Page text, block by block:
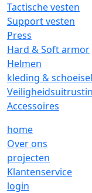
Tactische vesten
Support vesten
Press
Hard & Soft armor
Helmen
kleding & schoeisel
Accessoires
home
Over ons
projecten
Klantenservice
login